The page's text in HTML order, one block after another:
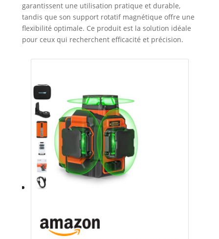
garantissent une utilisation pratique et durable,
tandis que son support rotatif magnétique offre une
flexibilité optimale. Ce produit est la solution idéale
pour ceux qui recherchent efficacité et précision.